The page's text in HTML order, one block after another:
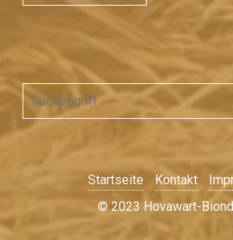
Startseite Kontakt
© 2023 Hovawart-